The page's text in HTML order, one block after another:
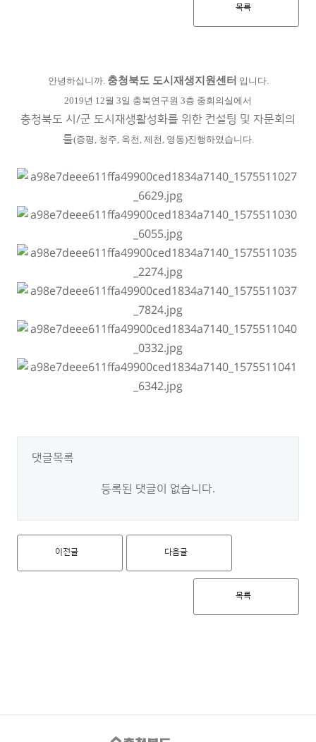
목록
안녕하십니까. 충청북도 도시재생지원센터 입니다.
2019년 12월 3일 충북연구원 3층 중회의실에서
충청북도 시/군 도시재생활성화를 위한 컨설팅 및 자문회의
를(증평, 청주, 옥천, 제천, 영동)​진행하였습니다.
댓글목록
등록된 댓글이 없습니다.
이전글 다음글
목록